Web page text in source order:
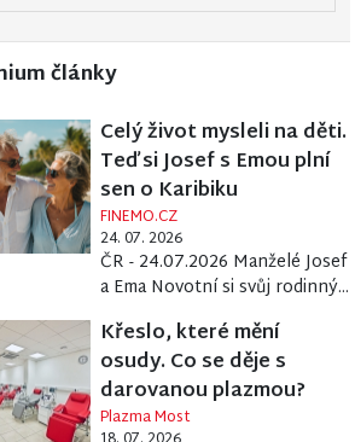
články
Celý život mysleli na děti.
Teď si Josef s Emou plní
sen o Karibiku
FINEMO.CZ
24. 07. 2026
ČR - 24.07.2026 Manželé Josef
a Ema Novotní si svůj rodinný...
Křeslo, které mění
osudy. Co se děje s
darovanou plazmou?
Plazma Most